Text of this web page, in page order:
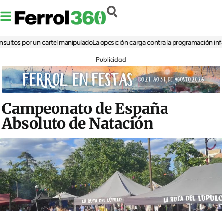
por un cartel manipuladoLa oposición carga contra la programación infantil
Publicidad
Campeonato de España
Absoluto de Natación